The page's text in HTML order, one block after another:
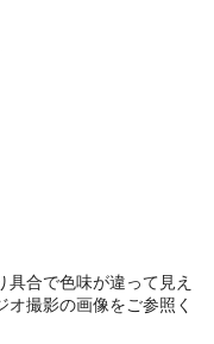
合で色味が違って見え
撮影の画像をご参照く